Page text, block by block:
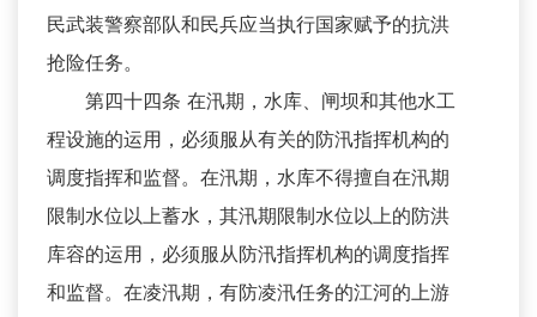
民武装警察部队和民兵应当执行国家赋予的抗洪
抢险任务。
第四十四条 在汛期，水库、闸坝和其他水工
程设施的运用，必须服从有关的防汛指挥机构的
调度指挥和监督。在汛期，水库不得擅自在汛期
限制水位以上蓄水，其汛期限制水位以上的防洪
库容的运用，必须服从防汛指挥机构的调度指挥
和监督。在凌汛期，有防凌汛任务的江河的上游